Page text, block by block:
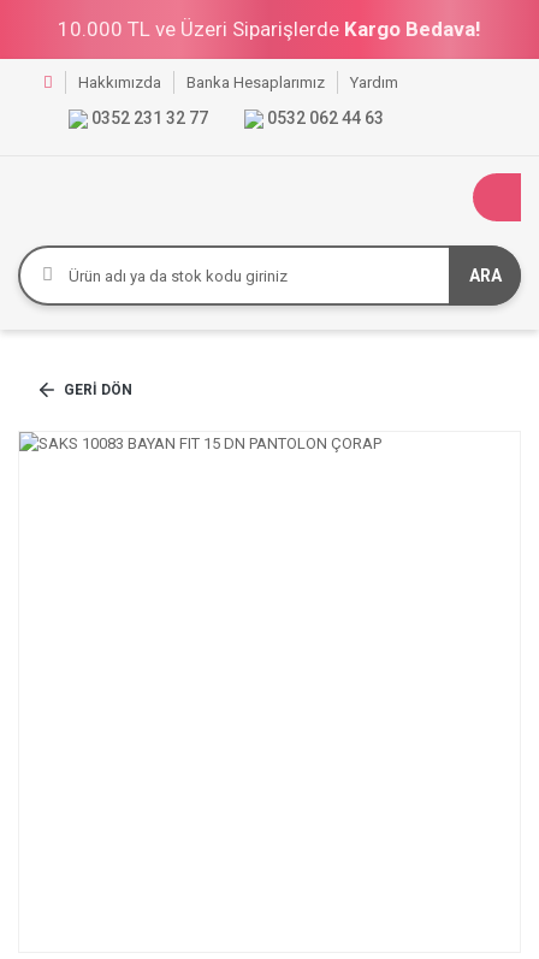
10.000 TL ve Üzeri Siparişlerde Kargo Bedava!
Hakkımızda Banka Hesaplarımız Yardım
0352 231 32 77 0532 062 44 63
ARA
GERI DÖN